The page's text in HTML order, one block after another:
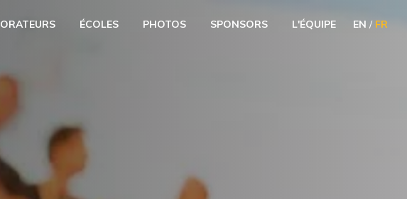
ORATEURS ÉCOLES PHOTOS SPONSORS L'ÉQUIPE EN / FR